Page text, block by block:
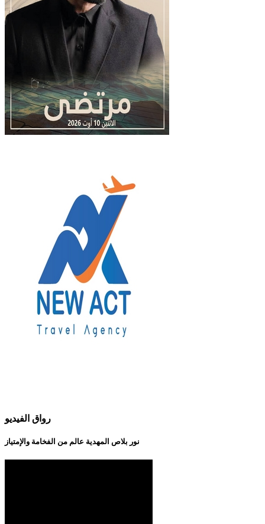
رواق الفيديو
نور بلاص المهدية عالم من الفخامة والإمتياز